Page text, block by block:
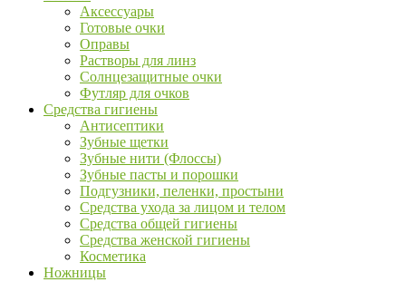
Аксессуары
Готовые очки
Оправы
Растворы для линз
Солнцезащитные очки
Футляр для очков
Средства гигиены
Антисептики
Зубные щетки
Зубные нити (Флоссы)
Зубные пасты и порошки
Подгузники, пеленки, простыни
Средства ухода за лицом и телом
Средства общей гигиены
Средства женской гигиены
Косметика
Ножницы